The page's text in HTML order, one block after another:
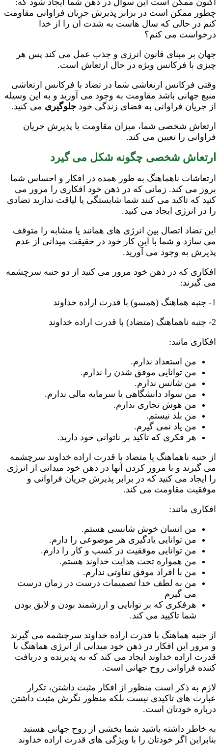
چطور ممکن است در برابر پذیرش جریان فراوانی مقاومت
کنم در حالی که سال هاست به شدت آن را از خدا
درخواست می کنم؟
جهان بر مبنای قانون انرزی و جذب عمل می کند پس هر
چیزی با فرکانس ویژه در حال ارتعاش است.
وقتی فرکانس ارتعاشی شما در تضاد با فرکانس ارتعاشی
منبع جهانی باشد مقاومت به وجود می آورید و به این وسیله
از جریان فراوانی به فضای زندگی خود جلوگیری می کنید.
ارتعاش شخصی شما، میزان مقاومت یا پذیرش جریان
فراوانی را تعیین می کند.
ارتعاش شخصی چگونه شکل می گیرد
ارتعاشات ناهماهنگ به طور همده در افکار و احساس شما
بروز می کند. زمانی که در ذهن خود افکاری را مرور می
کنید که تاکید می کنند شما شایستگی یا لیاقت ندارید تضادی
را در انرژی ایجاد می کنید.
این تضاد اتصال بین انرژی های همانند یا مشابه را متوقف
می سازد و شما با این کار خود در حقیقت میدانی از عدم
پذیرش به وجود می آورید.
افکاری که در ذهن خود مرور می کنید از دو جنبه سرچشمه
می گیرند:
1- جنبه هماهنگ (همسو) با قدرت اراده خداوند
2- جنبه ناهماهنگ (متضاد) با قدرت اراده خداوند
افکاری مانند:
من استعداد ندارم.
من توانایی موفق شدن را ندارم.
من شانس ندارم.
من سواد دانشگاهی یا سرمایه مالی ندارم.
من هوش تجاری ندارم.
من بلد نیستم.
من یاد نمی گیرم.
هر فکری که تاکید بر ناتوانی خود دارید.
از جنبه ناهماهنگ یا متضاد با قدرت اراده خداوند سرچشمه
می گیرند و با مرور کردن آنها در ذهن خود میدانی از انرژی
را ایجاد می کنید که در برابر پذیرش جریان فراوانی و
موفقیت مقاومت می کند.
افکاری مانند:
من انسان خوش شانسی هستم.
من توانایی یادگیری هر موضوعی را دارم.
من توانایی موفقیت در کسب و کار را دارم.
من همواره تحت هدایت خداوند هستم.
من با افراد موفق تفاوتی ندارم.
من به لطف خدا تصمیمات درست در زمان درست
می گیرم
هرفکری که بر توانایی و ارزشمند بودن و لایق بودن
شما تاکیید می کند.
از جنبه هماهنگ با قدرت اراده خداوند سرچشمه می گیرند
و مرور این افکار در ذهن خود میدانی از انرژی هماهنگ با
قدرت اراده خداوند ایجاد می کند که به پذیرنده و دریافت
کننده فراوانی روح جهانی است.
لازم به ذکر است منظور از افکار مثبت داشتن، تکرار
عبارت های تاکیدی نیست بلکه منظور نگرش مثبت داشتن
درباره خودتان است.
به خاطر داشته باشید شما بخشی از روح جهانی هستید
بنابراین اگر خودتان را با ویژگی های قدرت اراده خداوند